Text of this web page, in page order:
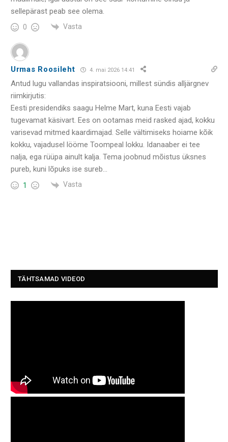
sellepärast peab see olema.
0 Vasta
Urmas Roosileht 4. mai 2026 14:41
Antud lugu vallandas inspiratsiooni, millest sündis alljärgnev
riimkirjutis:
Eesti presidendiks saagu Helme Mart, kuna Eesti vajab
tugevamat käsivart. Ees on ootamas meid rasked ajad, kokku
varisevad mitmed kaardimajad. Selle vältimiseks hoiame kõik
kokku, vajadusel lööme Toompeal lokku. Idanaaber ei tee
nalja, ega rüüpa ainult kalja. Tema joobnud mõistus üksnes
pureb, kuni lõpuks ise sureb…
1 Vasta
TÄHTSAMAD VIDEOD